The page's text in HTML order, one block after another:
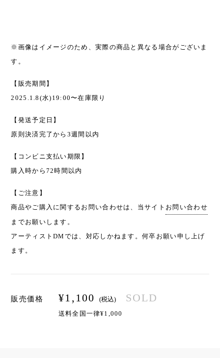
※画像はイメージのため、実際の商品と異なる場合がございま
す。
【販売期間】
2025.1.8(水)19:00〜在庫限り
【発送予定日】
原則決済完了から3週間以内
【コンビニ支払い期限】
購入時から72時間以内
【ご注意】
商品やご購入に関するお問い合わせは、当サイト お問い合わせ
までお願いします。
アーティストDMでは、対応しかねます。何卒お願い申し上げ
ます。
販売価格 ¥1,100 (税込) SOLD
送料全国一律¥1,000